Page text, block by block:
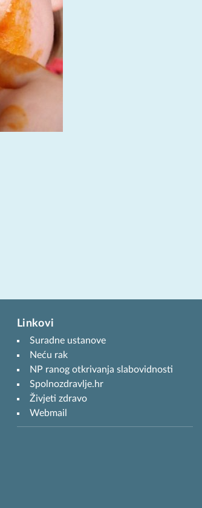
Linkovi
Suradne ustanove
Neću rak
NP ranog otkrivanja slabovidnosti
Spolnozdravlje.hr
Živjeti zdravo
Webmail